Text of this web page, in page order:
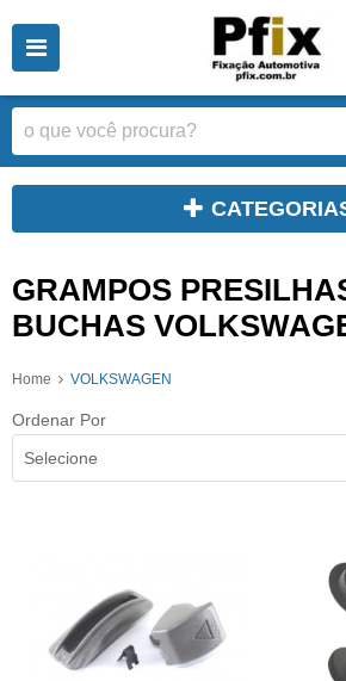
GRAMPOS
BUCHAS
Home VOLKSWAGEN
Ordenar Por
Selecione